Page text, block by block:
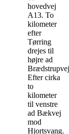
hovedvej
A13. To
kilometer
efter
Tørring
drejes til
højre ad
Brædstrupvej.
Efter cirka
to
kilometer
til venstre
ad Bækvej
mod
Hjortsvang.